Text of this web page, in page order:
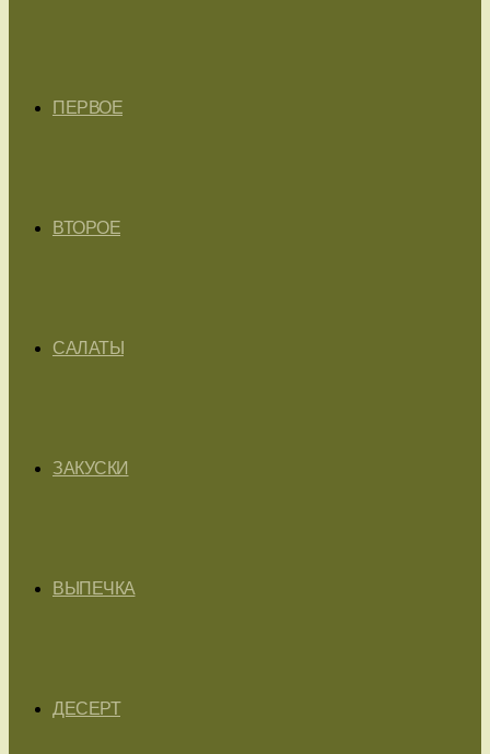
ПЕРВОЕ
ВТОРОЕ
САЛАТЫ
ЗАКУСКИ
ВЫПЕЧКА
ДЕСЕРТ